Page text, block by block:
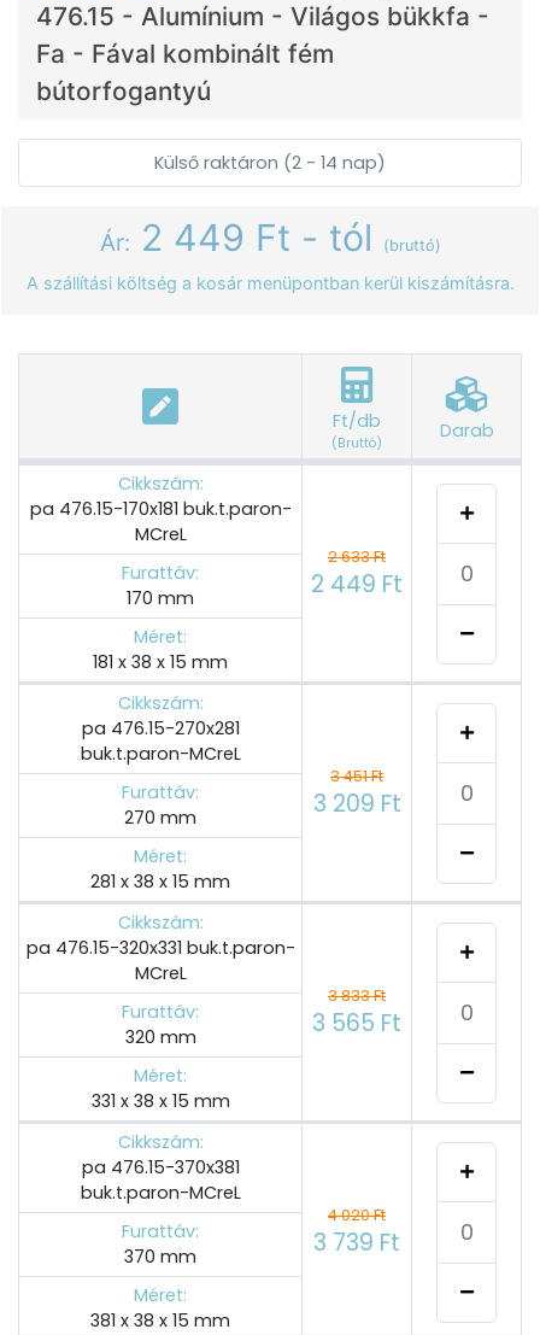
476.15 - Alumínium - Világos bükkfa -
Fa - Fával kombinált fém
bútorfogantyú
Külső raktáron (2 - 14 nap)
Ár: 2 449 Ft - tól (bruttó)
A szállítási költség a kosár menüpontban kerül kiszámításra.
Ft/db
(Bruttó)
Darab
Cikkszám:
pa 476.15-170x181 buk.t.paron-
MCreL
2 633 Ft
2 449 Ft
Furattáv:
170 mm
Méret:
181 x 38 x 15 mm
Cikkszám:
pa 476.15-270x281
buk.t.paron-MCreL
3 451 Ft
3 209 Ft
Furattáv:
270 mm
Méret:
281 x 38 x 15 mm
Cikkszám:
pa 476.15-320x331 buk.t.paron-
MCreL
3 833 Ft
3 565 Ft
Furattáv:
320 mm
Méret:
331 x 38 x 15 mm
Cikkszám:
pa 476.15-370x381
buk.t.paron-MCreL
4 020 Ft
3 739 Ft
Furattáv:
370 mm
Méret:
381 x 38 x 15 mm